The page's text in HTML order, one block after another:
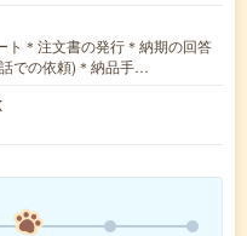
ト＊注文書の発行＊納期の回答
での依頼)＊納品手…